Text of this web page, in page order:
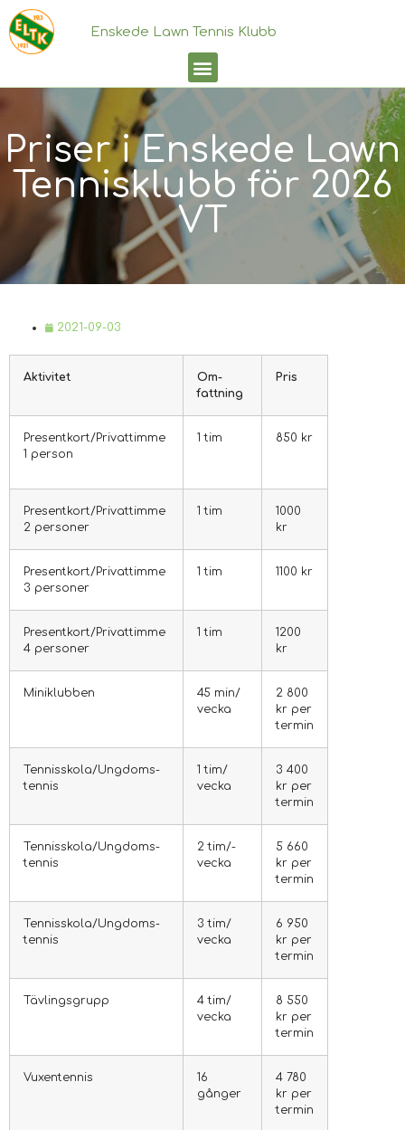
Enskede Lawn Tennis Klubb
Priser i Enskede Lawn
Tennisklubb för 2026
VT
2021-09-03
Aktivi­tet
Om­
fattning
Pris
Presentkort/Privattimme
1 person
1 tim 850 kr
Presentkort/Privattimme
2 personer
1 tim
1000
kr
Presentkort/Privattimme
3 personer
1 tim 1100 kr
Presentkort/Privattimme
4 personer
1 tim
1200
kr
Mini­klubben
45 min/
vecka
2 800
kr per
termin
Tennis­skola/Ungdoms­
tennis
1 tim/
vecka
3 400
kr per
termin
Tennis­skola/Ungdoms­
tennis
2 tim/­
vecka
5 660
kr per
termin
Tennis­skola/Ungdoms­
tennis
3 tim/­
vecka
6 950
kr per
termin
Tävlings­grupp
4 tim/
vecka
8 550
kr per
termin
Vuxen­tennis
16
gånger
4 780
kr per
termin